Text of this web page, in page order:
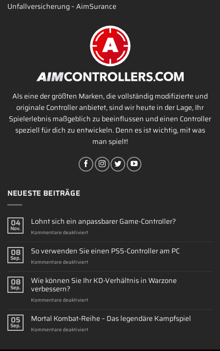
Unfallversicherung – AimSurance
Als eine der größten Marken, die vollständig modifizierte und
originale Controller anbietet, sind wir heute in der Lage, Ihr
Spielerlebnis maßgeblich zu beeinflussen und einen Controller
speziell für dich zu entwickeln. Denn es ist wichtig, mit was
man spielt!
NEUESTE BEITRÄGE
04
Nov.
Lohnt sich ein anpassbarer Game-Controller?
Kommentare deaktiviertfür
sich
ein
anpassbarer
Controller?
08
Sep.
So verwenden Sie einen PS5-Controller am PC
Kommentare deaktiviertfür
verwenden
Sie
PS5-
am
08
Sep.
Wie können Sie Ihr KD-Verhältnis in Warzone
verbessern?
Kommentare deaktiviertfür
können
Sie
Ihr
05
Sep.
Mortal Kombat-Reihe – Das legendäre Kampfspiel
Kommentare deaktiviertfür